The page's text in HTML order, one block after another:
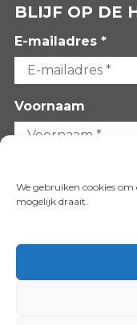
We gebruiken cookies
mogelijk draait.
BLIJF OP DE
E-mailadres *
Voornaam